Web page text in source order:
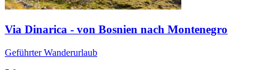
Via Dinarica - von Bosnien nach Montenegro
Geführter Wanderurlaub